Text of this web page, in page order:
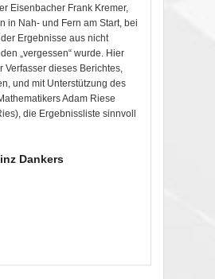
Eisenbacher Frank Kremer,
in Nah- und Fern am Start, bei
Ergebnisse aus nicht
„vergessen“ wurde. Hier
Verfasser dieses Berichtes,
und mit Unterstützung des
Adam Riese
die Ergebnissliste sinnvoll
Dankers